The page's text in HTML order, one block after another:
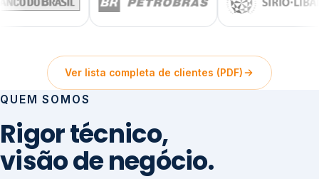
Ver lista completa de clientes (PDF)
QUEM SOMOS
Rigor técnico,
visão de negócio.